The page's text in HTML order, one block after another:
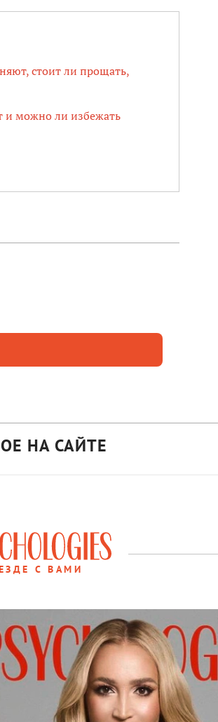
стоит ли прощать,
и можно ли избежать
НА САЙТЕ
С ВАМИ